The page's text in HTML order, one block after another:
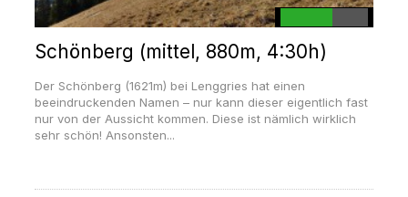
Schönberg (mittel, 880m, 4:30h)
Der Schönberg (1621m) bei Lenggries hat einen
beeindruckenden Namen – nur kann dieser eigentlich fast
nur von der Aussicht kommen. Diese ist nämlich wirklich
sehr schön! Ansonsten...